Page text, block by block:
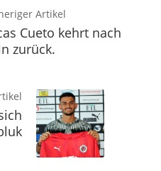
Artikel
Cueto kehrt nach
zurück.